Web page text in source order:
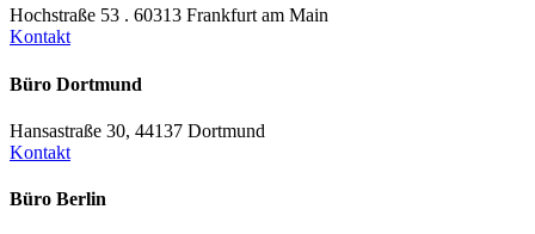
Hochstraße 53 . 60313 Frankfurt am Main
Kontakt
Büro Dortmund
Hansastraße 30, 44137 Dortmund
Kontakt
Büro Berlin